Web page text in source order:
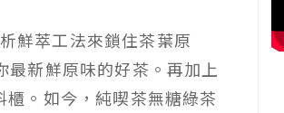
鮮萃工法來鎖住茶葉原
新鮮原味的好茶。再加上
。如今，純喫茶無糖綠茶